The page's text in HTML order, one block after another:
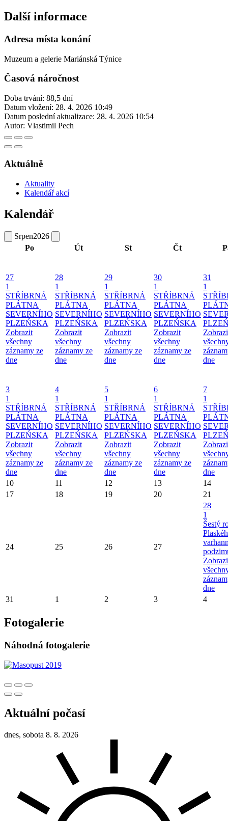
Další informace
Adresa místa konání
Muzeum a gelerie Mariánská Týnice
Časová náročnost
Doba trvání: 88,5 dní
Datum vložení: 28. 4. 2026 10:49
Datum poslední aktualizace: 28. 4. 2026 10:54
Autor: Vlastimil Pech
Aktuálně
Aktuality
Kalendář akcí
Kalendář
Srpen2026
Po
Út St Čt
27
1
STŘÍBRNÁ
PLÁTNA
SEVERNÍHO
PLZEŃSKA
Zobrazit
všechny
záznamy ze
dne
28
1
STŘÍBRNÁ
PLÁTNA
SEVERNÍHO
PLZEŃSKA
Zobrazit
všechny
záznamy ze
dne
29
1
STŘÍBRNÁ
PLÁTNA
SEVERNÍHO
PLZEŃSKA
Zobrazit
všechny
záznamy ze
dne
30
1
STŘÍBRNÁ
PLÁTNA
SEVERNÍHO
PLZEŃSKA
Zobrazit
všechny
záznamy ze
dne
31
1
dne
3
1
STŘÍBRNÁ
PLÁTNA
SEVERNÍHO
PLZEŃSKA
Zobrazit
všechny
záznamy ze
dne
4
1
STŘÍBRNÁ
PLÁTNA
SEVERNÍHO
PLZEŃSKA
Zobrazit
všechny
záznamy ze
dne
5
1
STŘÍBRNÁ
PLÁTNA
SEVERNÍHO
PLZEŃSKA
Zobrazit
všechny
záznamy ze
dne
6
1
STŘÍBRNÁ
PLÁTNA
SEVERNÍHO
PLZEŃSKA
Zobrazit
všechny
záznamy ze
dne
7
1
dne
10
11 12 13
14
17
18 19 20 21
24 25 26 27
28
1
Šestý
dne
31
1 2 3 4
Fotogalerie
Náhodná fotogalerie
Aktuální počasí
dnes, sobota 8. 8. 2026